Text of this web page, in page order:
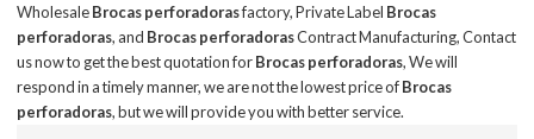
WholesaleBrocas perforadorasfactory, Private Label Brocas
perforadoras, and Brocas perforadorasContract Manufacturing, Contact
us now to get the best quotation forBrocas perforadoras, We will
respond in a timely manner, we are not the lowest price ofBrocas
perforadoras, but we will provide you with better service.